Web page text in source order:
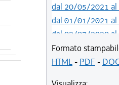
dal 20/05/2021
dal 01/01/2021
dal 02/07/2020
dal 01/07/2020 al
dal 21/05/2020 al
Formato
HTML- PDF -